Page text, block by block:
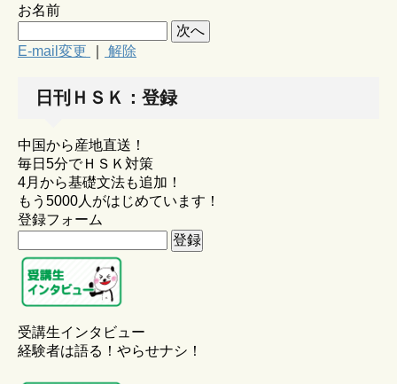
お名前
E-mail変更 解除
日刊ＨＳＫ：登録
中国から産地直送！
毎日5分でＨＳＫ対策
4月から基礎文法も追加！
もう5000人がはじめています！
登録フォーム
受講生インタビュー
経験者は語る！やらせナシ！